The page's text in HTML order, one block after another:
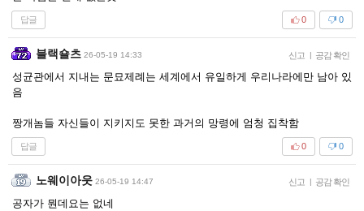
답글 0
0
블랙숄츠 26-05-19 14:33 신고 | 공감 확인
성균관에서 지내는 문묘제례는 세계에서 유일하게 우리나라에만 남아 있
음
짱개놈들 자신들이 지키지도 못한 과거의 망령에 엄청 집착함
답글 0
0
노웨이아웃 26-05-19 14:47 신고 | 공감 확인
공자가 뭔데요는 없네